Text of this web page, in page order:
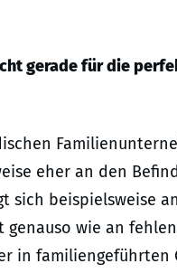
gerade für die
eher an den
sich beispielsweise
genauso wie an
in familiengeführten